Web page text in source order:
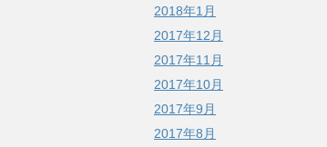
2018年1月
2017年12月
2017年11月
2017年10月
2017年9月
2017年8月